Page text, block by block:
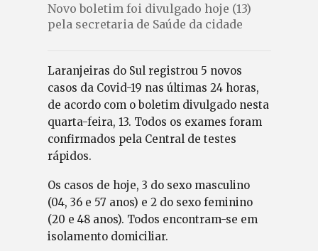
Novo boletim foi divulgado hoje (13)
pela secretaria de Saúde da cidade
Laranjeiras do Sul registrou 5 novos
casos da Covid-19 nas últimas 24 horas,
de acordo com o boletim divulgado nesta
quarta-feira, 13. Todos os exames foram
confirmados pela Central de testes
rápidos.
Os casos de hoje, 3 do sexo masculino
(04, 36 e 57 anos) e 2 do sexo feminino
(20 e 48 anos). Todos encontram-se em
isolamento domiciliar.